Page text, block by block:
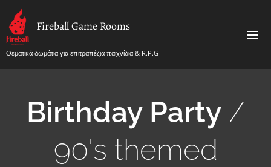
Fireball Game Rooms
Θεματικά δωμάτια για επιτραπέζια παιχνίδια & R.P.G
Birthday Party/
90's themed